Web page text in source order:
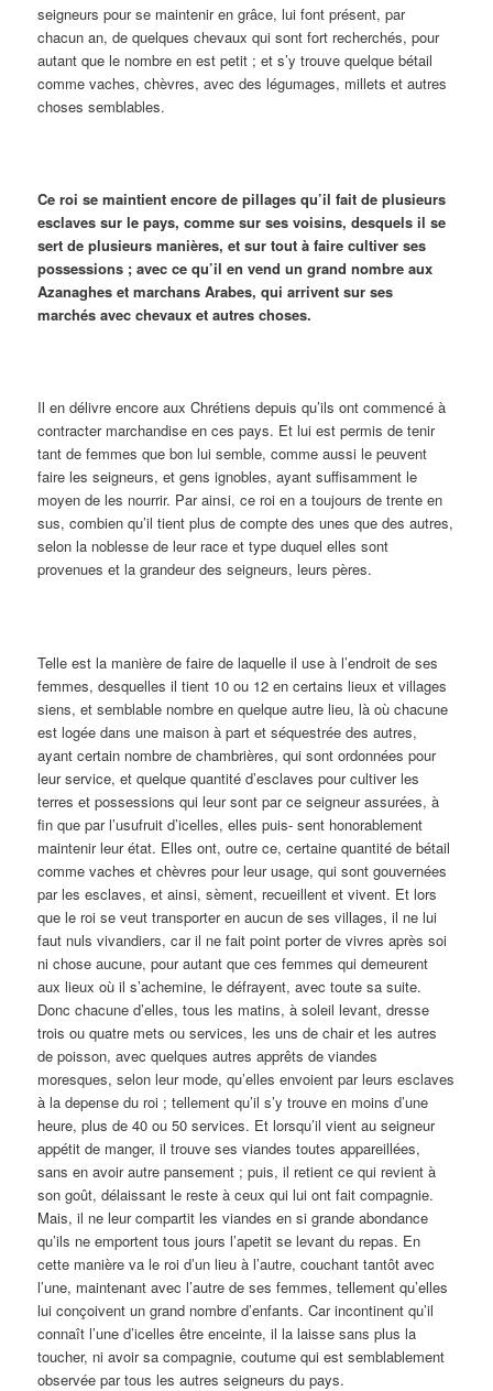
seigneurs pour se maintenir en grâce, lui font présent, par
chacun an, de quelques chevaux qui sont fort recherchés, pour
autant que le nombre en est petit ; et s’y trouve quelque bétail
comme vaches, chèvres, avec des légumages, millets et autres
choses semblables.
Ce roi se maintient encore de pillages qu’il fait de plusieurs
esclaves sur le pays, comme sur ses voisins, desquels il se
sert de plusieurs manières, et sur tout à faire cultiver ses
possessions ; avec ce qu’il en vend un grand nombre aux
Azanaghes et marchans Arabes, qui arrivent sur ses
marchés avec chevaux et autres choses.
Il en délivre encore aux Chrétiens depuis qu’ils ont commencé à
contracter marchandise en ces pays. Et lui est permis de tenir
tant de femmes que bon lui semble, comme aussi le peuvent
faire les seigneurs, et gens ignobles, ayant suffisamment le
moyen de les nourrir. Par ainsi, ce roi en a toujours de trente en
sus, combien qu’il tient plus de compte des unes que des autres,
selon la noblesse de leur race et type duquel elles sont
provenues et la grandeur des seigneurs, leurs pères.
Telle est la manière de faire de laquelle il use à l’endroit de ses
femmes, desquelles il tient 10 ou 12 en certains lieux et villages
siens, et semblable nombre en quelque autre lieu, là où chacune
est logée dans une maison à part et séquestrée des autres,
ayant certain nombre de chambrières, qui sont ordonnées pour
leur service, et quelque quantité d’esclaves pour cultiver les
terres et possessions qui leur sont par ce seigneur assurées, à
fin que par l’usufruit d’icelles, elles puis- sent honorablement
maintenir leur état. Elles ont, outre ce, certaine quantité de bétail
comme vaches et chèvres pour leur usage, qui sont gouvernées
par les esclaves, et ainsi, sèment, recueillent et vivent. Et lors
que le roi se veut transporter en aucun de ses villages, il ne lui
faut nuls vivandiers, car il ne fait point porter de vivres après soi
ni chose aucune, pour autant que ces femmes qui demeurent
aux lieux où il s’achemine, le défrayent, avec toute sa suite.
Donc chacune d’elles, tous les matins, à soleil levant, dresse
trois ou quatre mets ou services, les uns de chair et les autres
de poisson, avec quelques autres apprêts de viandes
moresques, selon leur mode, qu’elles envoient par leurs esclaves
à la depense du roi ; tellement qu’il s’y trouve en moins d’une
heure, plus de 40 ou 50 services. Et lorsqu’il vient au seigneur
appétit de manger, il trouve ses viandes toutes appareillées,
sans en avoir autre pansement ; puis, il retient ce qui revient à
son goût, délaissant le reste à ceux qui lui ont fait compagnie.
Mais, il ne leur compartit les viandes en si grande abondance
qu’ils ne emportent tous jours l’apetit se levant du repas. En
cette manière va le roi d’un lieu à l’autre, couchant tantôt avec
l’une, maintenant avec l’autre de ses femmes, tellement qu’elles
lui conçoivent un grand nombre d’enfants. Car incontinent qu’il
connaît l’une d’icelles être enceinte, il la laisse sans plus la
toucher, ni avoir sa compagnie, coutume qui est semblablement
observée par tous les autres seigneurs du pays.